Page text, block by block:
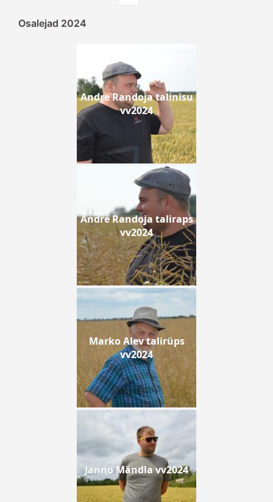
Osalejad 2024
Andre Randoja talinisu
vv2024
Andre Randoja taliraps
vv2024
Marko Alev talirüps
vv2024
Janno Mändla vv2024